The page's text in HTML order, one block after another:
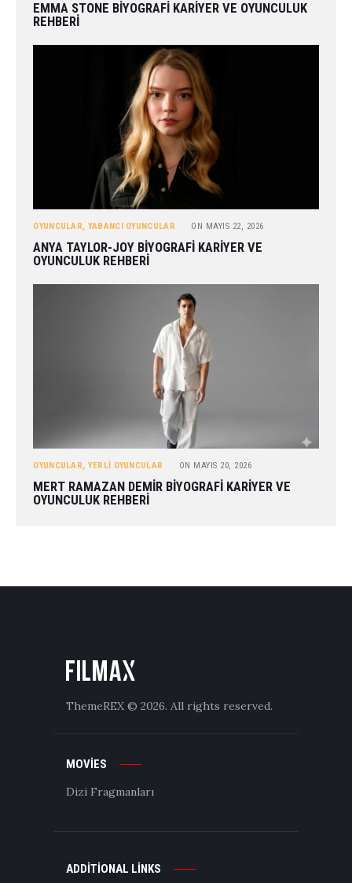
EMMA STONE BIYOGRAFI KARIYER VE OYUNCULUK
REHBERI
OYUNCULAR, YABANCI OYUNCULAR ON MAYIS 22, 2026
ANYA TAYLOR-JOY BIYOGRAFI KARIYER VE
OYUNCULUK REHBERI
OYUNCULAR, YERLI OYUNCULAR ON MAYIS 20, 2026
MERT RAMAZAN DEMIR BIYOGRAFI KARIYER VE
OYUNCULUK REHBERI
ThemeREX © 2026. All rights reserved.
MOVIES
Dizi Fragmanları
ADDITIONAL LINKS